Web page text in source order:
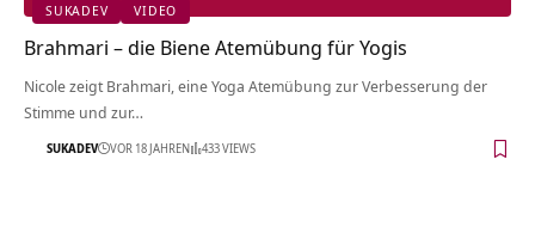
SUKADEV VIDEO
Brahmari – die Biene Atemübung für Yogis
Nicole zeigt Brahmari, eine Yoga Atemübung zur Verbesserung der
Stimme und zur…
SUKADEV VOR 18 JAHREN 433 VIEWS